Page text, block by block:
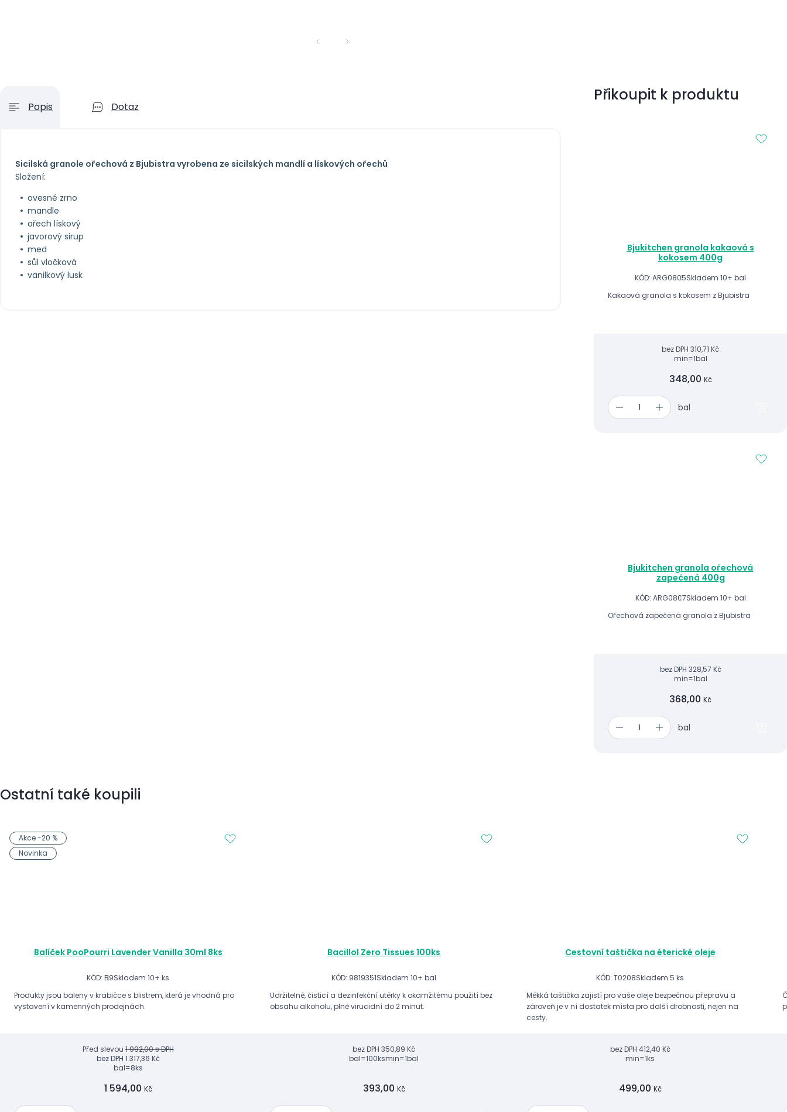
Popis Dotaz
Sicilská granole ořechová z Bjubistra vyrobena ze sicilských mandlí a lískových ořechů
Složení:
ovesné zrno
mandle
ořech lískový
javorový sirup
med
sůl vločková
vanilkový lusk
Přikoupit k produktu
Bjukitchen granola kakaová s
kokosem 400g
KÓD: ARG0805Skladem 10+ bal
Kakaová granola s kokosem z Bjubistra
bez DPH 310,71 Kč
min=1bal
348,00 Kč
bal
Bjukitchen granola ořechová
zapečená 400g
KÓD: ARG0807Skladem 10+ bal
Ořechová zapečená granola z Bjubistra
bez DPH 328,57 Kč
min=1bal
368,00 Kč
bal
Ostatní také koupili
Balíček PooPourri Lavender Vanilla 30ml 8ks
KÓD: B9Skladem 10+ ks
Produkty jsou baleny v krabičce s blistrem, která je vhodná pro
vystavení v kamenných prodejnách.
Před slevou1 992,00 s DPH
bez DPH 1 317,36 Kč
bal=8ks
1 594,00 Kč
Akce -20 %
Novinka
Bacillol Zero Tissues 100ks
KÓD: 9819351Skladem 10+ bal
Udržitelné, čisticí a dezinfekční utěrky k okamžitému použití bez
obsahu alkoholu, plně virucidní do 2 minut.
bez DPH 350,89 Kč
bal=100ksmin=1bal
393,00 Kč
Cestovní taštička na éterické oleje
KÓD: T0208Skladem 5 ks
Měkká taštička zajistí pro vaše oleje bezpečnou přepravu a
zároveň je v ní dostatek místa pro další drobnosti, nejen na
cesty.
bez DPH 412,40 Kč
min=1ks
499,00 Kč